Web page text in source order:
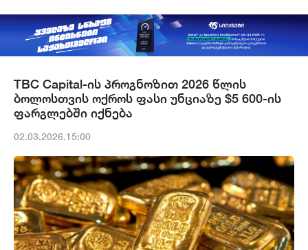
TBC Capital-ის პროგნოზით 2026 წლის
ბოლოსთვის ოქროს ფასი უნციაზე $5 600-ის
ფარგლებში იქნება
02.03.2026.15:00